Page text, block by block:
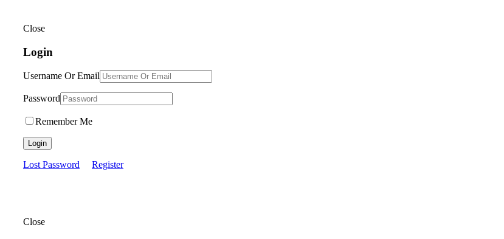
Close
Login
Username Or Email
Password
Remember Me
Login
Lost Password Register
Close